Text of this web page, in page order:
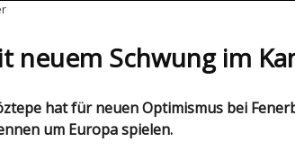
neuem Schwung im
hat für neuen Optimismus bei
um Europa spielen.